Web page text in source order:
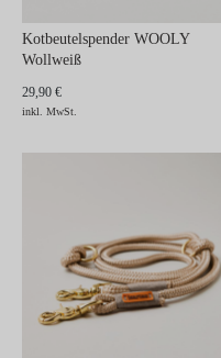
Kotbeutelspender WOOLY
Wollweiß
29,90 €
inkl. MwSt.